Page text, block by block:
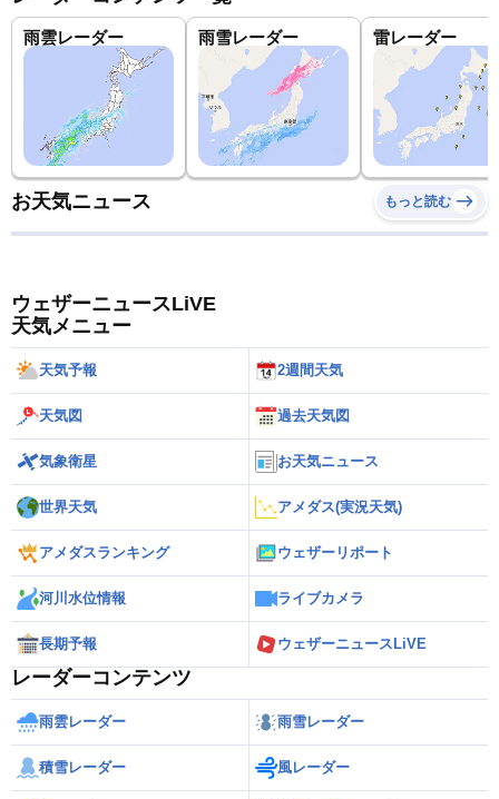
雨雲レーダー 雨雪レーダー 雷レーダー
お天気ニュース もっと読む
ウェザーニュースLiVE
天気メニュー
天気予報 2週間天気
天気図 過去天気図
気象衛星 お天気ニュース
世界天気 アメダス(実況天気)
アメダスランキング ウェザーリポート
河川水位情報 ライブカメラ
長期予報 ウェザーニュースLiVE
レーダーコンテンツ
雨雲レーダー 雨雪レーダー
積雪レーダー 風レーダー